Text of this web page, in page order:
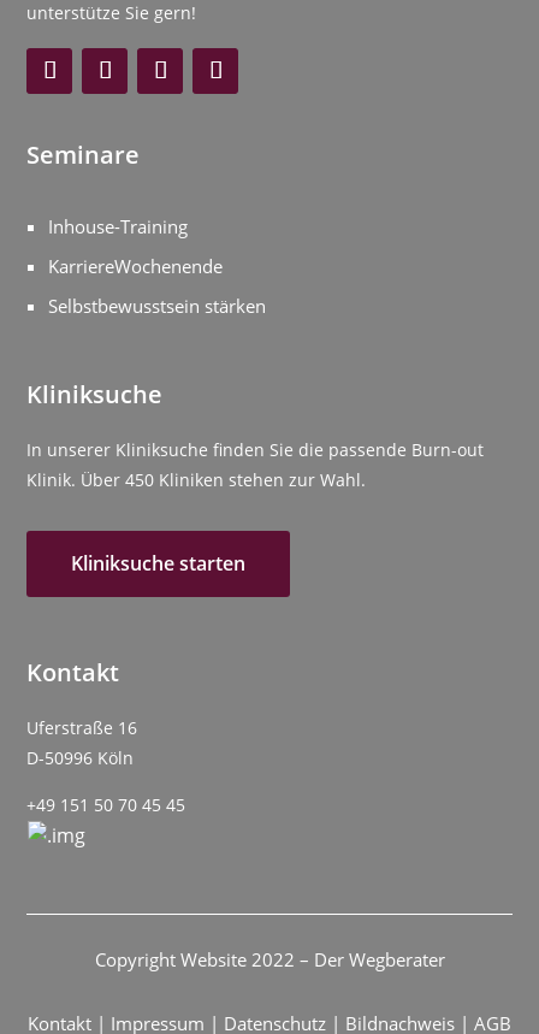
unterstütze Sie gern!
Seminare
Inhouse-Training
KarriereWochenende
Selbstbewusstsein stärken
Kliniksuche
In unserer Kliniksuche finden Sie die passende Burn-out
Klinik. Über 450 Kliniken stehen zur Wahl.
Kliniksuche starten
Kontakt
Uferstraße 16
D-50996 Köln
+49 151 50 70 45 45
Copyright Website 2022 – Der Wegberater
Kontakt | Impressum | Datenschutz | Bildnachweis | AGB